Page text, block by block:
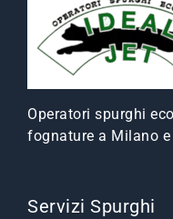
Operatori spurghi
fognature a Milano
Servizi Spurghi